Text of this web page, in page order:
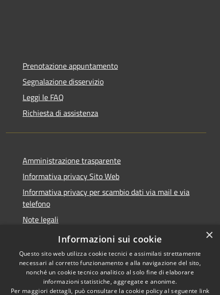
Prenotazione appuntamento
Segnalazione disservizio
Leggi le FAQ
Richiesta di assistenza
Amministrazione trasparente
Informativa privacy Sito Web
Informativa privacy per scambio dati via mail e via
telefono
Note legali
Dichiarazione di accessibilità
Copyright © 2026 • Comune di
×
Informazioni sui cookie
Questo sito web utilizza cookie tecnici e assimilati strettamente
necessari al corretto funzionamento e alla navigazione del sito,
nonché un cookie tecnico analitico al solo fine di elaborare
informazioni statistiche, aggregate e anonime.
Per maggiori dettagli, può consultare la cookie policy al seguente link